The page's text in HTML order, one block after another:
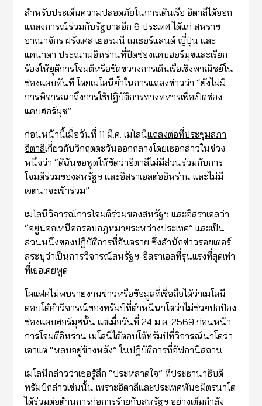
สำหรับประเด็นความปลอดภัยในการเดินเรือ อิตาลีได้ออก
แถลงการณ์ร่วมกับรัฐบาลอีก 6 ประเทศ ได้แก่ สหราช
อาณาจักร ฝรั่งเศส เยอรมนี เนเธอร์แลนด์ ญี่ปุ่น และ
แคนาดา ประณามอิหร่านที่ปิดช่องแคบฮอร์มุซและเรียก
ร้องให้ยุติการโจมตีหรือขัดขวางการเดินเรือเชิงพาณิชย์ใน
ช่องแคบทันที โดยเมโลนีย้ำในการแถลงข่าวว่า “ยังไม่มี
การพิจารณาถึงการใช้ปฏิบัติการทางทหารเพื่อเปิดช่อง
แคบฮอร์มุซ”
ก่อนหน้านี้เมื่อวันที่ 11 มี.ค. เมโลนีแถลงต่อที่ประชุมสภา
อิตาลีเกี่ยวกับวิกฤตตะวันออกกลางโดยเธอกล่าวในช่วง
หนึ่งว่า “ดิฉันขอพูดให้ชัดว่าอิตาลีไม่มีส่วนร่วมกับการ
โจมตีร่วมของสหรัฐฯ และอิสราเอลต่ออิหร่าน และไม่มี
เจตนาจะเข้าร่วม”
เมโลนีวิจารณ์การโจมตีร่วมของสหรัฐฯ และอิสราเอลว่า
“อยู่นอกเหนือกรอบกฎหมายระหว่างประเทศ” และเป็น
ส่วนหนึ่งของปฏิบัติการที่อันตราย ซึ่งสำนักข่าวรอยเตอร์
สระบุว่าเป็นการวิจารณ์สหรัฐฯ-อิสราเอลที่รุนแรงที่สุดเท่า
ที่เธอเคยพูด
โคแฟคไม่พบรายงานข่าวหรือข้อมูลที่เชื่อถือได้ว่าเมโลนี
ตอบโต้คำวิจารณ์ของทรัมป์ที่ตำหนินาโตว่าไม่ช่วยปกป้อง
ช่องแคบฮอร์มุซนั้น แต่เมื่อวันที่ 24 ม.ค. 2569 ก่อนหน้า
การโจมตีอิหร่าน เมโลนีได้ตอบโต้ทรัมป์ที่วิจารณ์นาโตว่า
เอาแต่ “หลบอยู่ข้างหลัง” ในปฏิบัติการที่อัฟกานิสถาน
เมโลนีกล่าวว่าเธอรู้สึก “ประหลาดใจ” ที่ประธานาธิบดี
ทรัมป์กล่าวเช่นนั้น เพราะอิตาลีและประเทศพันธมิตรนาโต
ได้ร่วมต่อต้านการก่อการร้ายกับสหรัฐฯ อย่างเต็มกำลัง